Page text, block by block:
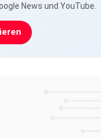
News und YouTube.